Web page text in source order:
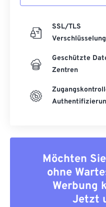
SSL/TLS
Verschlüsselung
Geschützte
Zentren
Möchten
ohne
Werbung
Jetzt